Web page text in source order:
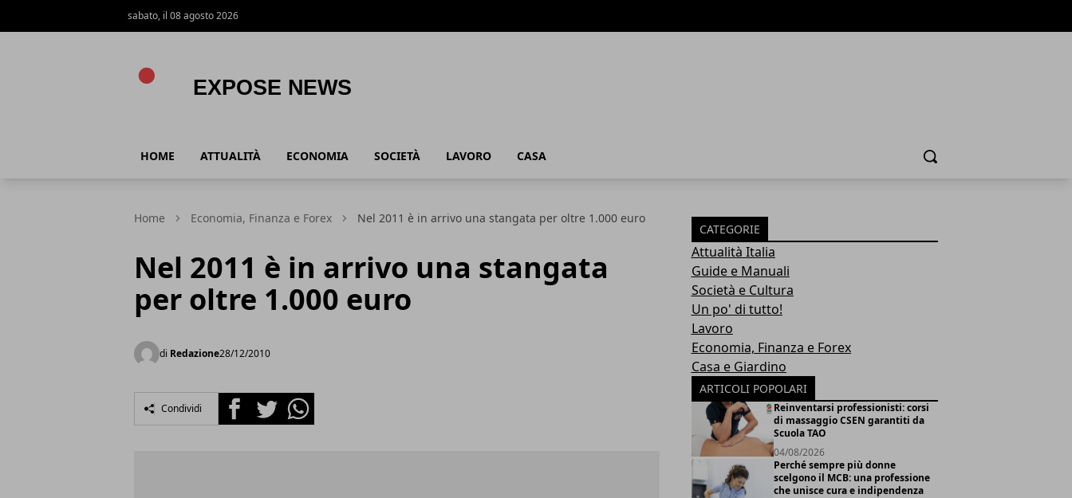
sabato, il 08 agosto 2026
HOME ATTUALITÀ ECONOMIA SOCIETÀ LAVORO CASA Cerca
Home Economia, Finanza e Forex Nel 2011 è in arrivo una stangata per oltre 1.000 euro
Nel 2011 è in arrivo una stangata
per oltre 1.000 euro
di Redazione28/12/2010
Condividi FacebookTwitterWhatsapp
CATEGORIE
Attualità Italia
Guide e Manuali
Società e Cultura
Un po' di tutto!
Lavoro
Economia, Finanza e Forex
Casa e Giardino
ARTICOLI POPOLARI
Reinventarsi professionisti: corsi
di massaggio CSEN garantiti da
Scuola TAO
04/08/2026
Perché sempre più donne
scelgono il MCB: una professione
che unisce cura e indipendenza